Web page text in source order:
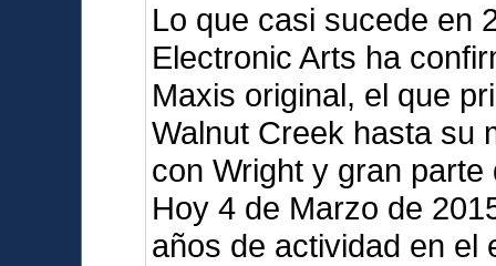
Lo que casi sucede en
Electronic Arts ha
Maxis original, el que
Walnut Creek hasta su
con Wright y gran
Hoy 4 de Marzo de
años de actividad en el